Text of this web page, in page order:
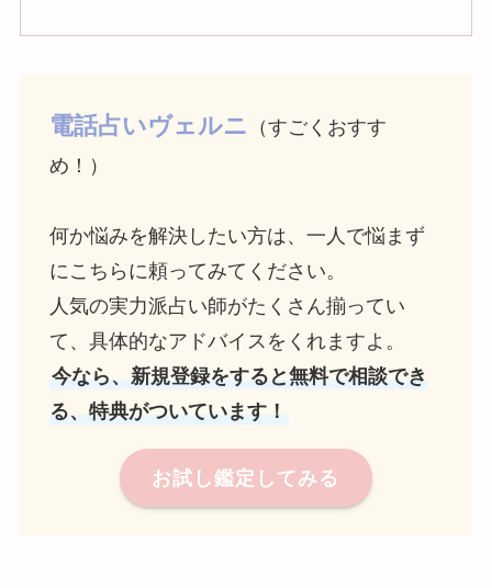
電話占いヴェルニ （すごくおすす
め！）
何か悩みを解決したい方は、一人で悩まず
にこちらに頼ってみてください。
人気の実力派占い師がたくさん揃ってい
て、具体的なアドバイスをくれますよ。
今なら、新規登録をすると無料で相談でき
る、特典がついています！
お試し鑑定してみる